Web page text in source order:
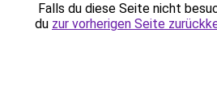
Falls du diese Seite nicht
du zur vorherigen Seite